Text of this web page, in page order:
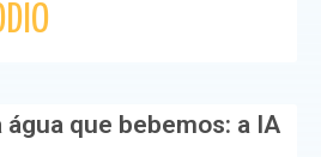
que bebemos: a IA